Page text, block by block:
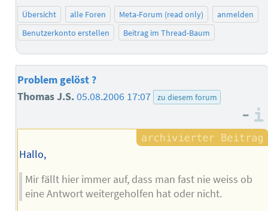
Übersicht alle Foren Meta-Forum (read only)
anmelden
Benutzerkonto erstellen
Beitrag im Thread-Baum
Problem gelöst ?
Thomas J.S.05.08.2006 17:07 zu diesem forum
–
Hallo,
Mir fällt hier immer auf, dass man fast nie weiss ob
eine Antwort weitergeholfen hat oder nicht.